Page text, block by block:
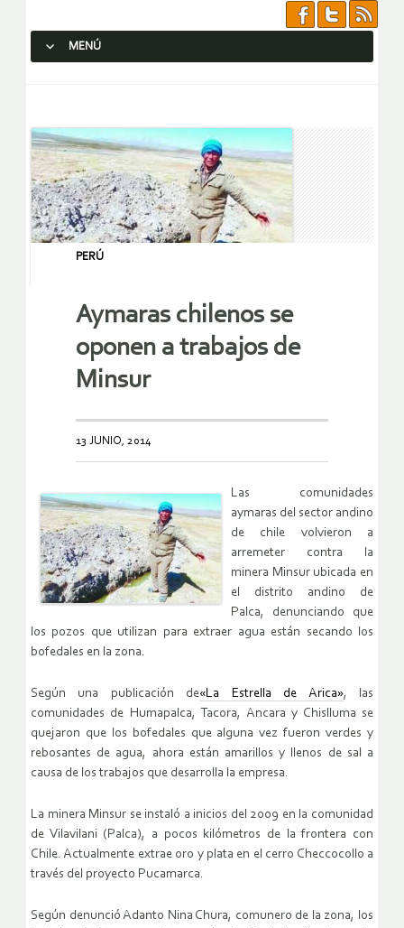
MENÚ
PERÚ
Aymaras chilenos se
oponen a trabajos de
Minsur
13 JUNIO, 2014
Las comunidades
aymaras del sector andino
de chile volvieron a
arremeter contra la
minera Minsur ubicada en
el distrito andino de
Palca, denunciando que
los pozos que utilizan para extraer agua están secando los
bofedales en la zona.
Según una publicación de«La Estrella de Arica», las
comunidades de Humapalca, Tacora, Ancara y Chislluma se
quejaron que los bofedales que alguna vez fueron verdes y
rebosantes de agua, ahora están amarillos y llenos de sal a
causa de los trabajos que desarrolla la empresa.
La minera Minsur se instaló a inicios del 2009 en la comunidad
de Vilavilani (Palca), a pocos kilómetros de la frontera con
Chile. Actualmente extrae oro y plata en el cerro Checcocollo a
través del proyecto Pucamarca.
Según denunció Adanto Nina Chura, comunero de la zona, los